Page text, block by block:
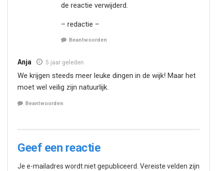
de reactie verwijderd.
– redactie –
Beantwoorden
Anja 5 jaar geleden
We krijgen steeds meer leuke dingen in de wijk! Maar het
moet wel veilig zijn natuurlijk.
Beantwoorden
Geef een reactie
Je e-mailadres wordt niet gepubliceerd. Vereiste velden zijn